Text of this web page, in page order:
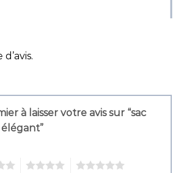
à laisser votre avis sur “sac